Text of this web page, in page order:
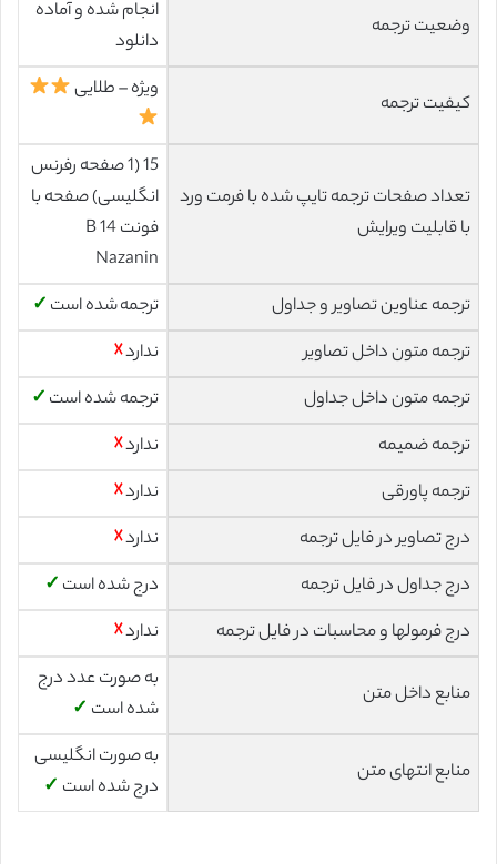
وضعیت ترجمه
انجام شده و آماده
دانلود
کیفیت ترجمه
ویژه – طلایی
تعداد صفحات ترجمه تایپ شده با فرمت ورد
با قابلیت ویرایش
15 (1 صفحه رفرنس
انگلیسی) صفحه با
فونت 14 B
Nazanin
ترجمه عناوین تصاویر و جداول
ترجمه شده است ✓
ترجمه متون داخل تصاویر
ندارد☓
ترجمه متون داخل جداول
ترجمه شده است ✓
ترجمه ضمیمه
ندارد☓
ترجمه پاورقی
ندارد☓
درج تصاویر در فایل ترجمه
ندارد☓
درج جداول در فایل ترجمه
درج شده است ✓
درج فرمولها و محاسبات در فایل ترجمه
ندارد☓
منابع داخل متن
به صورت عدد درج
شده است ✓
منابع انتهای متن
به صورت انگلیسی
درج شده است ✓